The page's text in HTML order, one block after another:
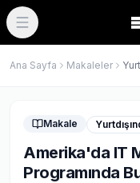
Ana Sayfa Makaleler
Makale
Amerika'da IT
Programında